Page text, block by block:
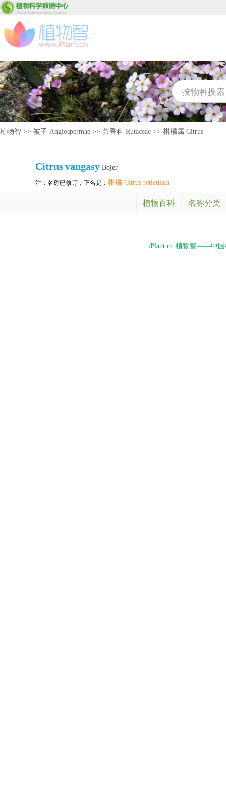
植物智 >> 被子 Angiospermae >> 芸香科 Rutaceae >> 柑橘属 Citrus
Citrusvangasy Bojer
注：名称已修订，正名是： 柑橘 Citrus reticulata
植物百科 名称分类
iPlant.cn 植物智——中国